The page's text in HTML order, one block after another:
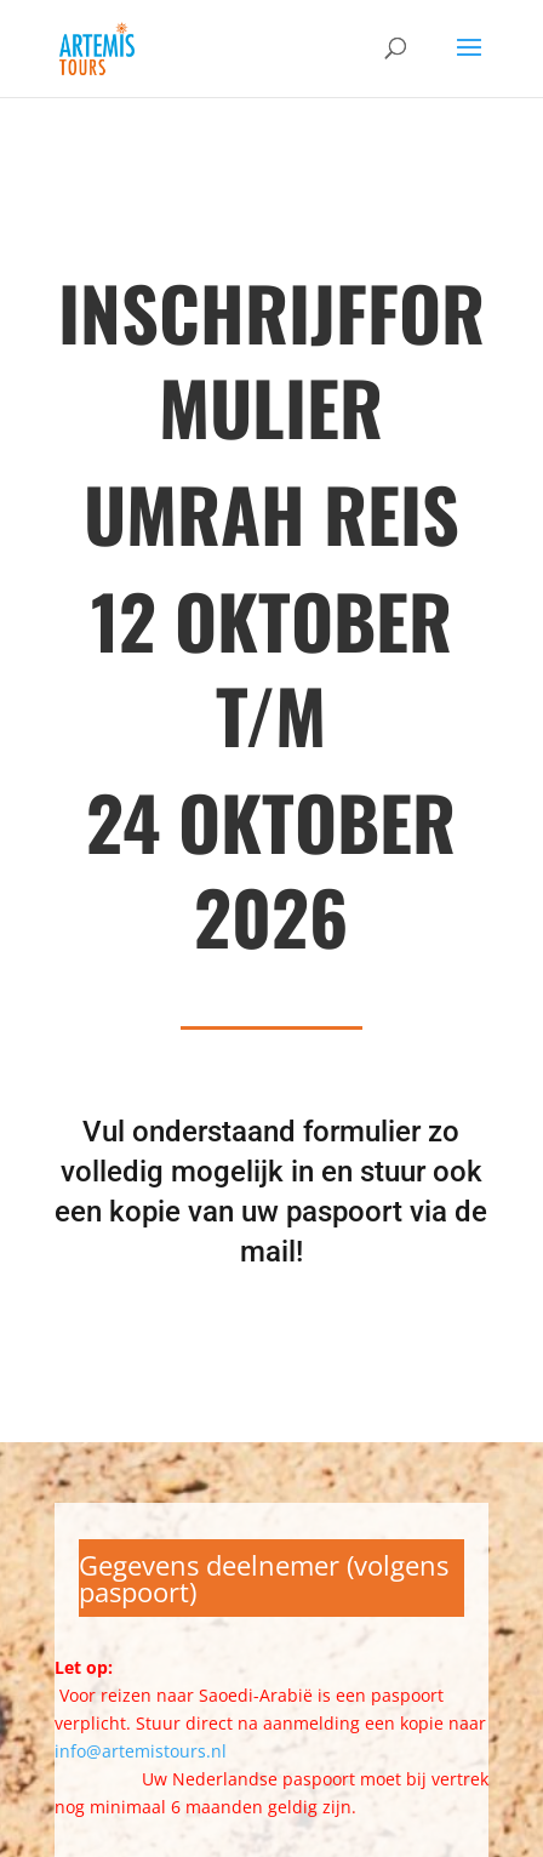
INSCHRIJFFOR
MULIER
UMRAH REIS
12 OKTOBER
T/M
24 OKTOBER
2026
Vul onderstaand formulier zo
volledig mogelijk in en stuur ook
een kopie van uw paspoort via de
mail!
Gegevens deelnemer (volgens
paspoort)
Let op:
Voor reizen naar Saoedi-Arabië is een paspoort
verplicht. Stuur direct na aanmelding een kopie naar
info@artemistours.nl
Uw Nederlandse paspoort moet bij vertrek
nog minimaal 6 maanden geldig zijn.